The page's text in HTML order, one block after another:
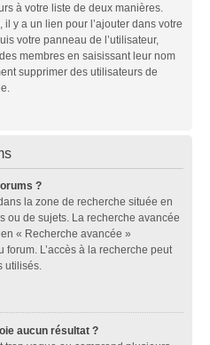
à votre liste de deux manières.
y a un lien pour l’ajouter dans votre
votre panneau de l’utilisateur,
membres en saisissant leur nom
supprimer des utilisateurs de
?
la zone de recherche située en
ou de sujets. La recherche avancée
« Recherche avancée »
L’accès à la recherche peut
utilisés.
aucun résultat ?